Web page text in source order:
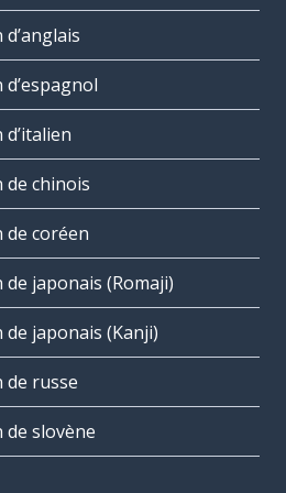
de chinois
de coréen
japonais (Romaji)
japonais (Kanji)
de russe
de slovène